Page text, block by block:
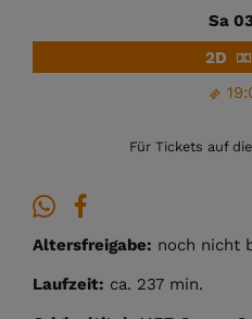
Sa
2D
Für Tickets auf
Altersfreigabe: noch nicht
Laufzeit: ca. 237 min.